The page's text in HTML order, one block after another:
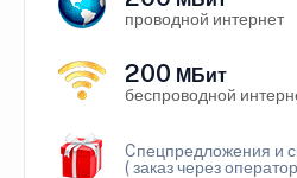
проводной интернет
200 МБит
беспроводной
Cпецпредложения и
( заказ через